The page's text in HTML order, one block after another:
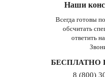
Наши
Всегда готовы
обсчитать
ответить
БЕСПЛАТНО
8 (800)